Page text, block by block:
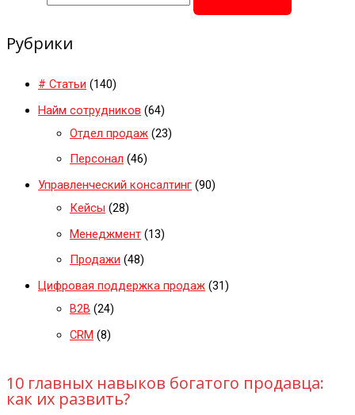
Рубрики
# Статьи (140)
Найм сотрудников (64)
Отдел продаж (23)
Персонал (46)
Управленческий консалтинг (90)
Кейсы (28)
Менеджмент (13)
Продажи (48)
Цифровая поддержка продаж (31)
B2B (24)
CRM (8)
10 главных навыков богатого продавца:
как их развить?